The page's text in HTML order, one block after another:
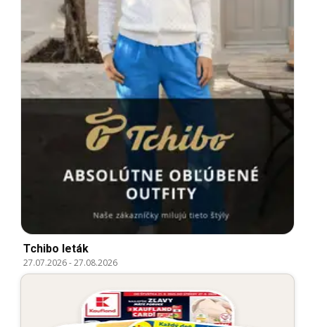
Tchibo leták
27.07.2026-27.08.2026